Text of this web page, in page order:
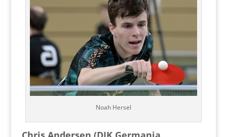
Noah Hersel